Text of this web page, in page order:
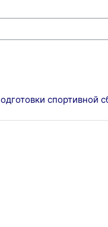
спортивной